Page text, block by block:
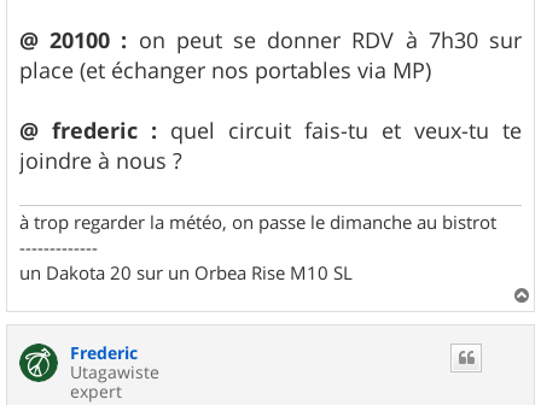
@ 20100 : on peut se donner RDV à 7h30 sur
place (et échanger nos portables via MP)
@ frederic : quel circuit fais-tu et veux-tu te
joindre à nous ?
à trop regarder la météo, on passe le dimanche au bistrot
-------------
un Dakota 20 sur un Orbea Rise M10 SL
a
Frederic
Utagawiste
expert